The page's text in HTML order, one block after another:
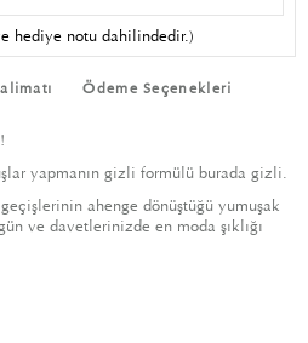
hediye notu dahilindedir.)
Ödeme Seçenekleri
yapmanın gizli formülü burada gizli.
ahenge dönüştüğü yumuşak
ve davetlerinizde en moda şıklığı